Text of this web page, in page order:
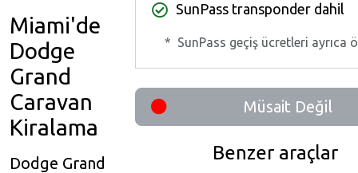
SunPass transponder dahil
* SunPass geçiş ücretleri ayrıca
Müsait Değil
Benzer araçlar
Miami'de
Dodge
Grand
Caravan
Kiralama
Dodge Grand